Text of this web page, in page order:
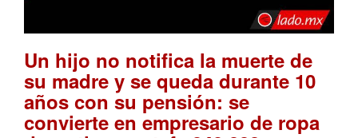
Un hijo no notifica la muerte de
su madre y se queda durante 10
años con su pensión: se
convierte en empresario de ropa